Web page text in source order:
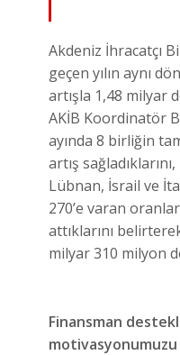
Akdeniz İhracatçı
geçen yılın aynı
artışla 1,48 milyar
AKİB Koordinatör
ayında 8 birliğin
artış
Lübnan, İsrail ve
270’e varan
attıklarını
milyar 310 milyon
Finansman
motivasyonumuzu